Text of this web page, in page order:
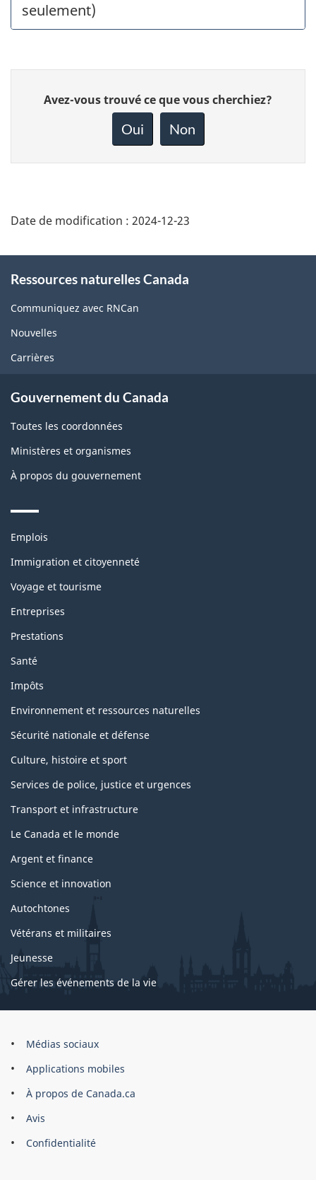
seulement)
Donnez
votre
page
Avez-vous trouvé ce que vous cherchiez?
Oui Non
Date de modification : 2024-12-23
this
site
Ressources naturelles Canada
Communiquez avec RNCan
Nouvelles
Carrières
Gouvernement du Canada
Toutes les coordonnées
Ministères et organismes
À propos du gouvernement
Themes
topics
Emplois
Immigration et citoyenneté
Voyage et tourisme
Entreprises
Prestations
Santé
Impôts
Environnement et ressources naturelles
Sécurité nationale et défense
Culture, histoire et sport
Services de police, justice et urgences
Transport et infrastructure
Le Canada et le monde
Argent et finance
Science et innovation
Autochtones
Vétérans et militaires
Jeunesse
Gérer les événements de la vie
Organisation
gouvernement
Canada
Médias sociaux
Applications mobiles
À propos de Canada.ca
Avis
Confidentialité